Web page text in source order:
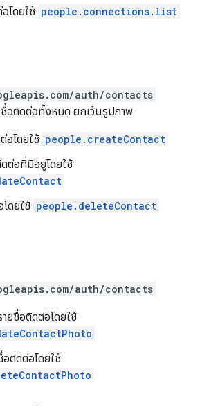
โดยใช้ people.connections.list
auth/contacts
อติดต่อทั้งหมด ยกเว้นรูปภาพ
อโดยใช้ people.createContact
ต่อที่มีอยู่โดยใช้
ดยใช้ people.deleteContact
auth/contacts
ยชื่อติดต่อโดยใช้
ติดต่อโดยใช้